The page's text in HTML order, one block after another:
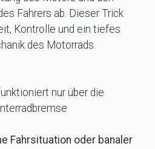
Fahrers ab. Dieser Trick
Kontrolle und ein tiefes
des Motorrads.
nur über die
Fahrsituation oder banaler